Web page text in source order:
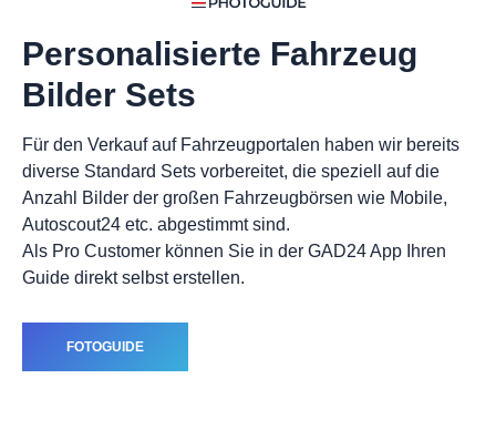
Personalisierte Fahrzeug
Bilder Sets
Für den Verkauf auf Fahrzeugportalen haben wir bereits
diverse Standard Sets vorbereitet, die speziell auf die
Anzahl Bilder der großen Fahrzeugbörsen wie Mobile,
Autoscout24 etc. abgestimmt sind.
Als Pro Customer können Sie in der GAD24 App Ihren
Guide direkt selbst erstellen.
FOTOGUIDE